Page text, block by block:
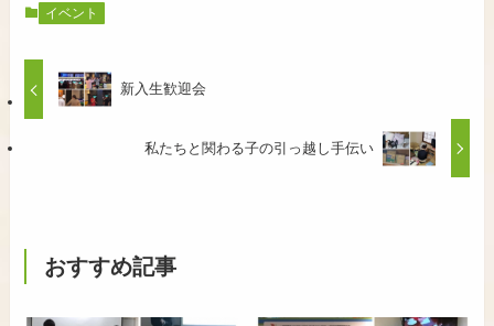
イベント
新入生歓迎会
私たちと関わる子の引っ越し手伝い
おすすめ記事